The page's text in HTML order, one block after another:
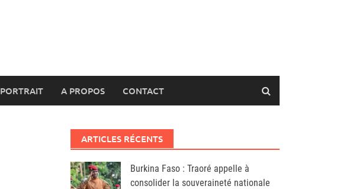
PORTRAIT A PROPOS CONTACT
ARTICLES RÉCENTS
Burkina Faso : Traoré appelle à
consolider la souveraineté nationale